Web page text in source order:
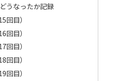
うなったか記録
目）
目）
目）
目）
目）